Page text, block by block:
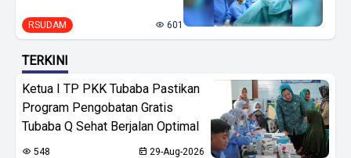
RSUDAM 601
TERKINI
Ketua I TP PKK Tubaba Pastikan
Program Pengobatan Gratis
Tubaba Q Sehat Berjalan Optimal
548 29-Aug-2026